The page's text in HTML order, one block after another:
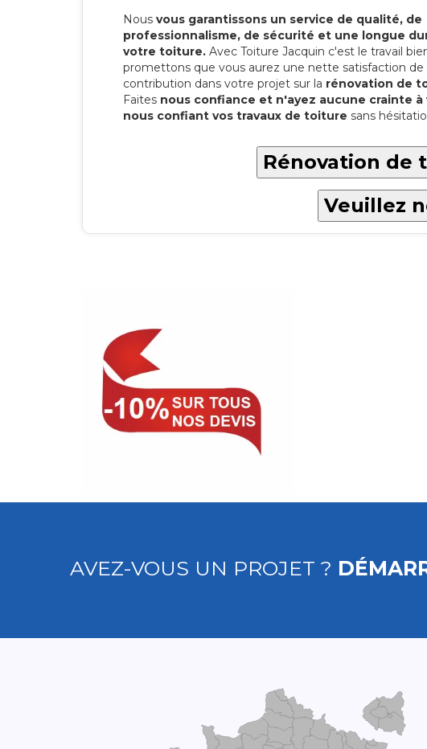
Nous vous garantissons un service de qualité, de
professionnalisme, de sécurité et une longue
votre toiture. Avec Toiture Jacquin c'est le travail
promettons que vous aurez une nette satisfaction de
contribution dans votre projet sur la rénovation de
Faites nous confiance et n'ayez aucune crainte à
nous confiant vos travaux de toiture sans
Rénovation de
Veuillez
AVEZ-VOUS UN PROJET ?